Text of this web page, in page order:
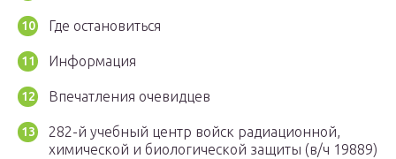
Где остановиться
Информация
Впечатления очевидцев
282-й учебный центр войск радиационной,
химической и биологической защиты (в/ч 19889)